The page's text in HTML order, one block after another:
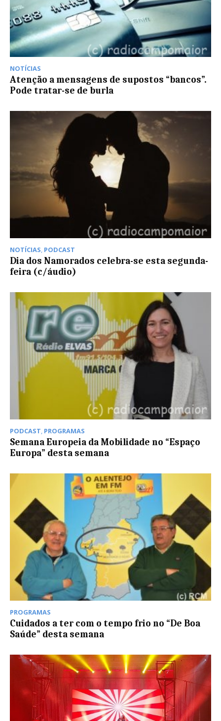
NOTÍCIAS
Atenção a mensagens de supostos “bancos”.
Pode tratar-se de burla
NOTÍCIAS, PODCAST
Dia dos Namorados celebra-se esta segunda-
feira (c/áudio)
PODCAST, PROGRAMAS
Semana Europeia da Mobilidade no “Espaço
Europa” desta semana
PROGRAMAS
Cuidados a ter com o tempo frio no “De Boa
Saúde” desta semana